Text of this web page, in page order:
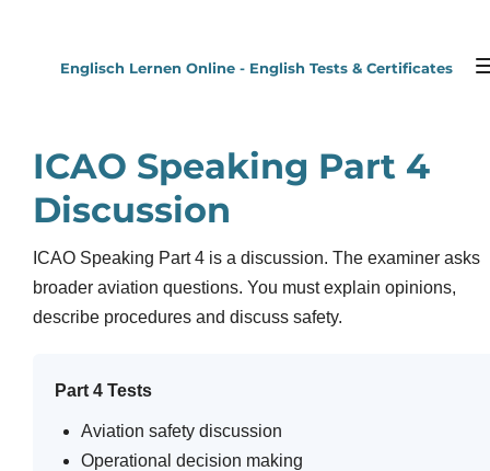
Englisch Lernen Online - English Tests & Certificates
ICAO Speaking Part 4
Discussion
ICAO Speaking Part 4 is a discussion. The examiner asks
broader aviation questions. You must explain opinions,
describe procedures and discuss safety.
Part 4 Tests
Aviation safety discussion
Operational decision making